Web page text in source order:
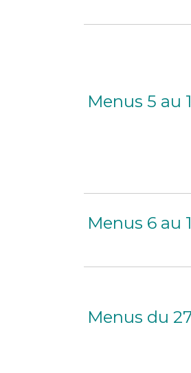
Menus 5 au
Menus 6 au
Menus du